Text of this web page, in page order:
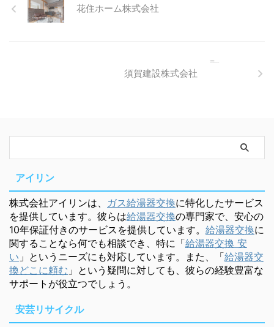
花住ホーム株式会社
須賀建設株式会社
アイリン
株式会社アイリンは、 ガス給湯器交換に特化したサービス
を提供しています。彼らは給湯器交換の専門家で、安心の
10年保証付きのサービスを提供しています。 給湯器交換に
関することなら何でも相談でき、特に「給湯器交換 安
い 」というニーズにも対応しています。また、「給湯器交
換どこに頼む 」という疑問に対しても、彼らの経験豊富な
サポートが役立つでしょう。
安芸リサイクル